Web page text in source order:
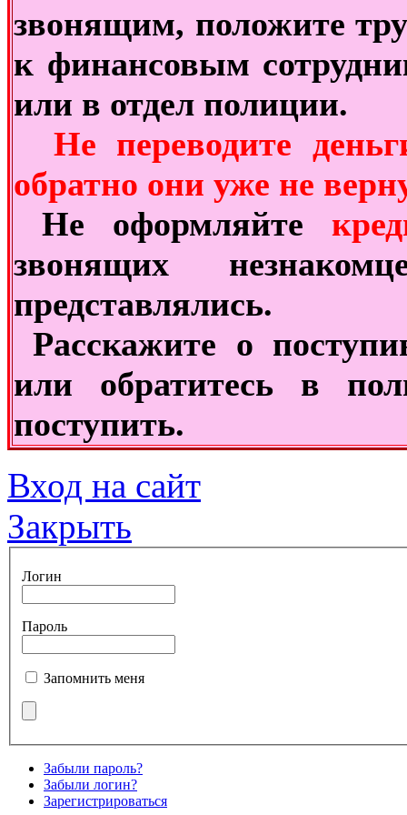
звонящим, положите
к финансовым
или в отдел полиции.
Не переводите
обратно они уже не
Не оформляйте
звонящих
представлялись.
Расскажите о
или обратитесь в
поступить.
Вход на сайт
Закрыть
Логин
Пароль
Запомнить меня
Забыли пароль?
Забыли логин?
Зарегистрироваться